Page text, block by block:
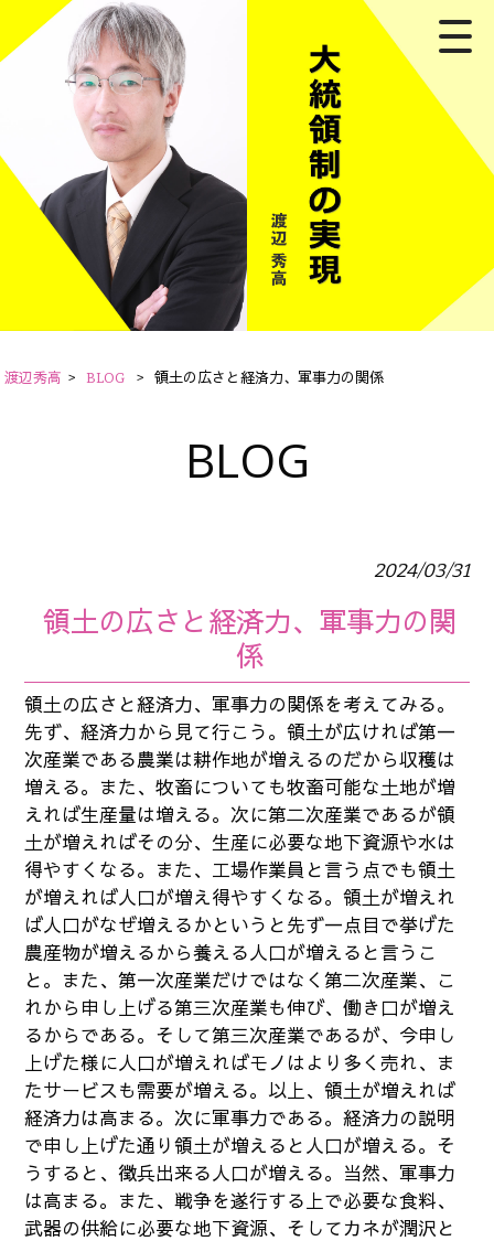
渡辺秀高 > BLOG > 領土の広さと経済力、軍事力の関係
BLOG
2024/03/31
領土の広さと経済力、軍事力の関
係
領土の広さと経済力、軍事力の関係を考えてみる。
先ず、経済力から見て行こう。領土が広ければ第一
次産業である農業は耕作地が増えるのだから収穫は
増える。また、牧畜についても牧畜可能な土地が増
えれば生産量は増える。次に第二次産業であるが領
土が増えればその分、生産に必要な地下資源や水は
得やすくなる。また、工場作業員と言う点でも領土
が増えれば人口が増え得やすくなる。領土が増えれ
ば人口がなぜ増えるかというと先ず一点目で挙げた
農産物が増えるから養える人口が増えると言うこ
と。また、第一次産業だけではなく第二次産業、こ
れから申し上げる第三次産業も伸び、働き口が増え
るからである。そして第三次産業であるが、今申し
上げた様に人口が増えればモノはより多く売れ、ま
たサービスも需要が増える。以上、領土が増えれば
経済力は高まる。次に軍事力である。経済力の説明
で申し上げた通り領土が増えると人口が増える。そ
うすると、徴兵出来る人口が増える。当然、軍事力
は高まる。また、戦争を遂行する上で必要な食料、
武器の供給に必要な地下資源、そしてカネが潤沢と